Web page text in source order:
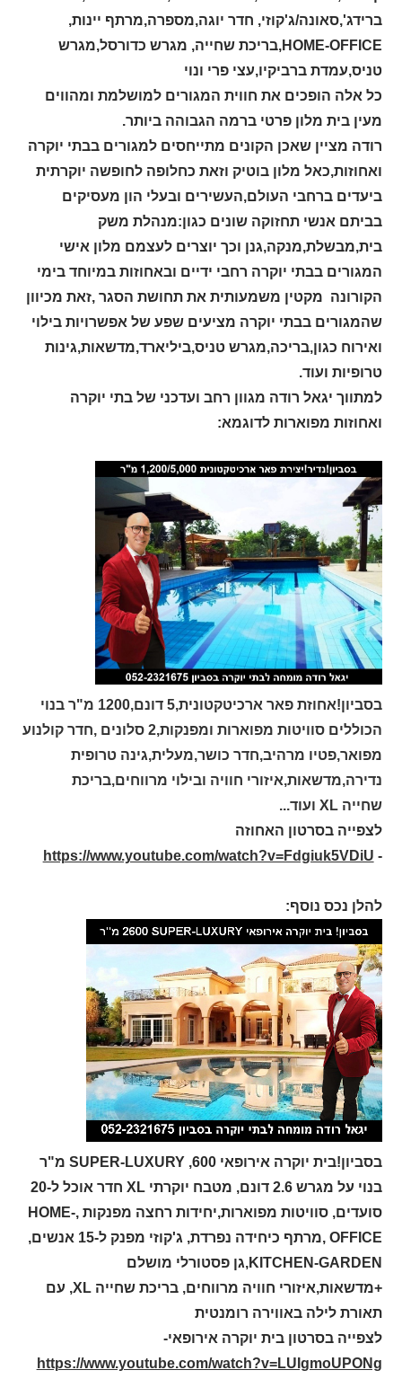
ברידג',סאונה/ג'קוזי, חדר יוגה,מספרה,מרתף יינות,
HOME-OFFICE,בריכת שחייה, מגרש כדורסל,מגרש
טניס,עמדת ברביקיו,עצי פרי ונוי
כל אלה הופכים את חווית המגורים למושלמת ומהווים
מעין בית מלון פרטי ברמה הגבוהה ביותר.
רודה מציין שאכן הקונים מתייחסים למגורים בבתי יוקרה
ואחוזות,כאל מלון בוטיק וזאת כחלופה לחופשה יוקרתית
ביעדים ברחבי העולם,העשירים ובעלי הון מעסיקים
בביתם אנשי תחזוקה שונים כגון:מנהלת משק
בית,מבשלת,מנקה,גנן וכך יוצרים לעצמם מלון אישי
המגורים בבתי יוקרה רחבי ידיים ובאחוזות במיוחד בימי
הקורונה מקטין משמעותית את תחושת הסגר ,זאת מכיוון
שהמגורים בבתי יוקרה מציעים שפע של אפשרויות בילוי
ואירוח כגון,בריכה,מגרש טניס,ביליארד,מדשאות,גינות
טרופיות ועוד.
למתווך יגאל רודה מגוון רחב ועדכני של בתי יוקרה
ואחוזות מפוארות לדוגמא:
בסביון!אחוזת פאר ארכיטקטונית,5 דונם,1200 מ"ר בנוי
הכוללים סוויטות מפוארות ומפנקות,2 סלונים ,חדר קולנוע
מפואר,פטיו מרהיב,חדר כושר,מעלית,גינה טרופית
נדירה,מדשאות,איזורי חוויה ובילוי מרווחים,בריכת
שחייהXL ועוד...
לצפייה בסרטון האחוזה
-
https://www.youtube.com/watch?v=Fdgiuk5VDiU
להלן נכס נוסף:
בסביון!בית יוקרה אירופאיSUPER-LUXURY ,600 מ"ר
בנוי על מגרש 2.6 דונם, מטבח יוקרתי
XL
חדר אוכל ל-20
סועדים, סוויטות מפוארות,יחידות רחצה מפנקות ,HOME-
OFFICE ,מרתף כיחידה נפרדת, ג'קוזי מפנק ל-15 אנשים,
KITCHEN-GARDEN,גן פסטורלי מושלם
+מדשאות,איזורי חוויה מרווחים, בריכת שחייהXL, עם
תאורת לילה באווירה רומנטית
לצפייה בסרטון בית יוקרה אירופאי-
https://www.youtube.com/watch?v=LUIgmoUPONg